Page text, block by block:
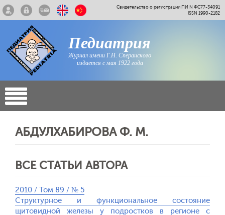
Свидетельство о регистрации ПИ N ФС77-34091
ISSN 1990-2182
Педиатрия
Журнал имени Г.Н. Сперанского
издается с мая 1922 года
АБДУЛХАБИРОВА Ф. М.
ВСЕ СТАТЬИ АВТОРА
2010 / Том 89 / № 5
Структурное и функциональное состояние
щитовидной железы у подростков в регионе с